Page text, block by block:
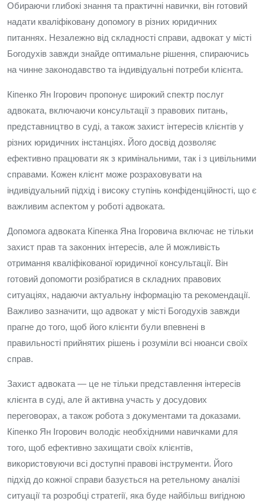
Обираючи глибокі знання та практичні навички, він готовий
надати кваліфіковану допомогу в різних юридичних
питаннях. Незалежно від складності справи, адвокат у місті
Богодухів завжди знайде оптимальне рішення, спираючись
на чинне законодавство та індивідуальні потреби клієнта.
Кіпенко Ян Ігорович пропонує широкий спектр послуг
адвоката, включаючи консультації з правових питань,
представництво в суді, а також захист інтересів клієнтів у
різних юридичних інстанціях. Його досвід дозволяє
ефективно працювати як з кримінальними, так і з цивільними
справами. Кожен клієнт може розраховувати на
індивідуальний підхід і високу ступінь конфіденційності, що є
важливим аспектом у роботі адвоката.
Допомога адвоката Кіпенка Яна Ігоровича включає не тільки
захист прав та законних інтересів, але й можливість
отримання кваліфікованої юридичної консультації. Він
готовий допомогти розібратися в складних правових
ситуаціях, надаючи актуальну інформацію та рекомендації.
Важливо зазначити, що адвокат у місті Богодухів завжди
прагне до того, щоб його клієнти були впевнені в
правильності прийнятих рішень і розуміли всі нюанси своїх
справ.
Захист адвоката — це не тільки представлення інтересів
клієнта в суді, але й активна участь у досудових
переговорах, а також робота з документами та доказами.
Кіпенко Ян Ігорович володіє необхідними навичками для
того, щоб ефективно захищати своїх клієнтів,
використовуючи всі доступні правові інструменти. Його
підхід до кожної справи базується на ретельному аналізі
ситуації та розробці стратегії, яка буде найбільш вигідною